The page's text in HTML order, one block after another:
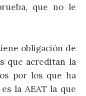
que no le
obligación de
que acreditan la
por los que ha
la AEAT la que